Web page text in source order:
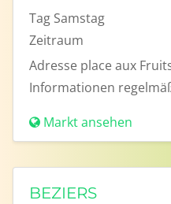
Tag Samstag
Zeitraum
Adresse place aux
Informationen
Markt ansehen
BEZIERS